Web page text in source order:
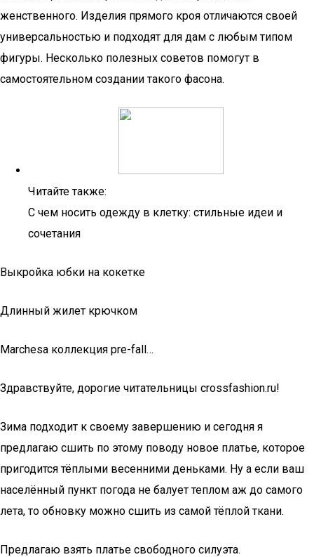
женственного. Изделия прямого кроя отличаются своей
универсальностью и подходят для дам с любым типом
фигуры. Несколько полезных советов помогут в
самостоятельном создании такого фасона.
Читайте также:
С чем носить одежду в клетку: стильные идеи и
сочетания
Выкройка юбки на кокетке
Длинный жилет крючком
Marchesa коллекция pre-fall…
Здравствуйте, дорогие читательницы crossfashion.ru!
Зима подходит к своему завершению и сегодня я
предлагаю сшить по этому поводу новое платье, которое
пригодится тёплыми весенними деньками. Ну а если ваш
населённый пункт погода не балует теплом аж до самого
лета, то обновку можно сшить из самой тёплой ткани.
Предлагаю взять платье свободного силуэта.